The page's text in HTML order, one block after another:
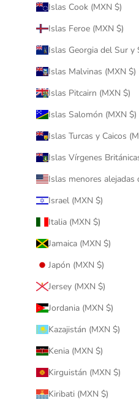
Islas Cook (MXN $)
Islas Feroe (MXN $)
Islas Malvinas (MXN $)
Islas Pitcairn (MXN $)
Islas Salomón (MXN $)
Israel (MXN $)
Italia (MXN $)
Jamaica (MXN $)
Japón (MXN $)
Jersey (MXN $)
Jordania (MXN $)
Kazajistán (MXN $)
Kenia (MXN $)
Kirguistán (MXN $)
Kiribati (MXN $)